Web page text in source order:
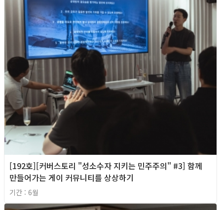
[192호][커버스토리 "성소수자 지키는 민주주의" #3] 함께
만들어가는 게이 커뮤니티를 상상하기
기간 : 6월